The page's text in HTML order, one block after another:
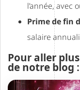
l’année, avec
Prime de fin
salaire
Pour aller
de notre blog :